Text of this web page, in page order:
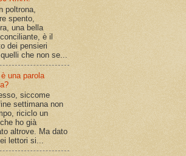
poltrona,
spento,
una bella
è il
dei pensieri
che non se...
una parola
siccome
settimana non
riciclo un
ho già
altrove. Ma dato
lettori si...